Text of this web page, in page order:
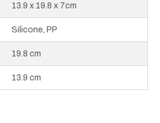
13.9 x 19.8 x 7cm
Silicone, PP
19.8 cm
13.9 cm